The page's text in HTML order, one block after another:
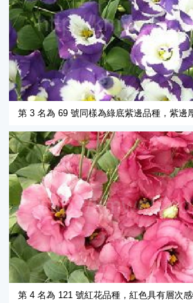
第 3 名為 69 號同樣為綠底紫邊品種，紫邊
第 4 名為 121 號紅花品種，紅色具有層次